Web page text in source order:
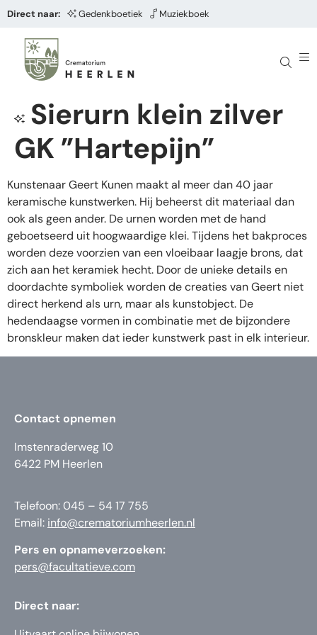
Direct naar: Gedenkboetiek Muziekboek
Sierurn klein zilver
GK ”Hartepijn”
Kunstenaar Geert Kunen maakt al meer dan 40 jaar
keramische kunstwerken. Hij beheerst dit materiaal dan
ook als geen ander. De urnen worden met de hand
geboetseerd uit hoogwaardige klei. Tijdens het bakproces
worden deze voorzien van een vloeibaar laagje brons, dat
zich aan het keramiek hecht. Door de unieke details en
doordachte symboliek worden de creaties van Geert niet
direct herkend als urn, maar als kunstobject. De
hedendaagse vormen in combinatie met de bijzondere
bronskleur maken dat ieder kunstwerk past in elk interieur.
Contact opnemen
Imstenraderweg 10
6422 PM Heerlen
Telefoon: 045 – 54 17 755
Email: info@crematoriumheerlen.nl
Pers en opnameverzoeken:
pers@facultatieve.com
Direct naar: